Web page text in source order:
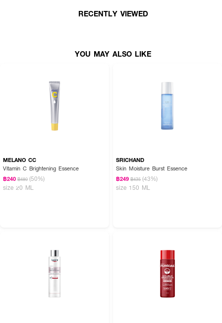
RECENTLY VIEWED
YOU MAY ALSO LIKE
MELANO CC
Vitamin C Brightening Essence
฿240 ฿480 (50%)
size 20 ML
SRICHAND
Skin Moisture Burst Essence
฿249 ฿435 (43%)
size 150 ML